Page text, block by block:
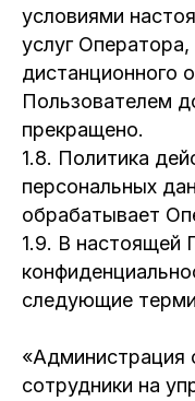
условиями
услуг
дистанционного
Пользователем
прекращено.
1.8. Политика
персональных
обрабатывает
1.9. В настоящей
следующие
«Администрация
сотрудники на